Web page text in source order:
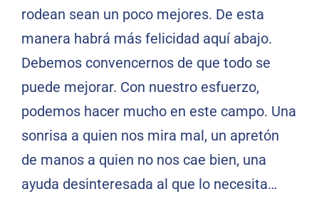
rodean sean un poco mejores. De esta
manera habrá más felicidad aquí abajo.
Debemos convencernos de que todo se
puede mejorar. Con nuestro esfuerzo,
podemos hacer mucho en este campo. Una
sonrisa a quien nos mira mal, un apretón
de manos a quien no nos cae bien, una
ayuda desinteresada al que lo necesita…